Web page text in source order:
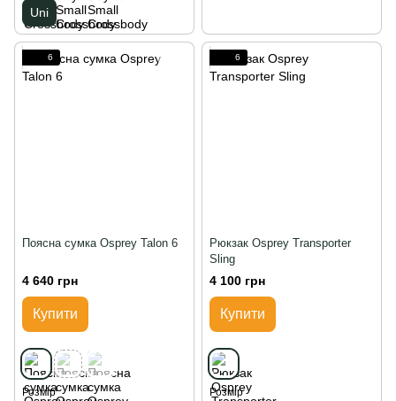
Uni
6
Поясна сумка Osprey Talon 6
4 640 грн
Купити
Розмір
6
Рюкзак Osprey Transporter
Sling
4 100 грн
Купити
Розмір